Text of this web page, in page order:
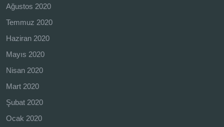
Ağustos 2020
Temmuz 2020
Haziran 2020
Mayıs 2020
Nisan 2020
Mart 2020
Şubat 2020
Ocak 2020